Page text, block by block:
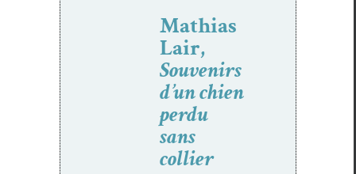
Mathias
Lair,
Souvenirs
d’un chien
perdu
sans
collier